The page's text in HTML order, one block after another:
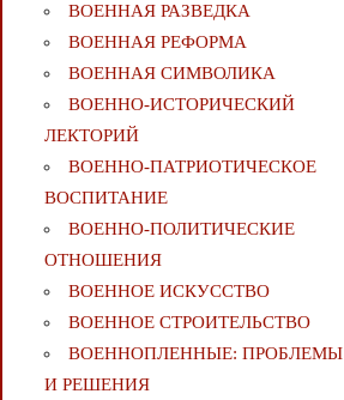
ВОЕННАЯ РАЗВЕДКА
ВОЕННАЯ РЕФОРМА
ВОЕННАЯ СИМВОЛИКА
ВОЕННО-ИСТОРИЧЕСКИЙ
ЛЕКТОРИЙ
ВОЕННО-ПАТРИОТИЧЕСКОЕ
ВОСПИТАНИЕ
ВОЕННО-ПОЛИТИЧЕСКИE
ОТНОШЕНИЯ
ВОЕННОЕ ИСКУССТВО
ВОЕННОЕ СТРОИТЕЛЬСТВО
ВОЕННОПЛЕННЫЕ: ПРОБЛЕМЫ
И РЕШЕНИЯ